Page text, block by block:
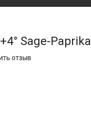
Sage-Paprika
отзыв